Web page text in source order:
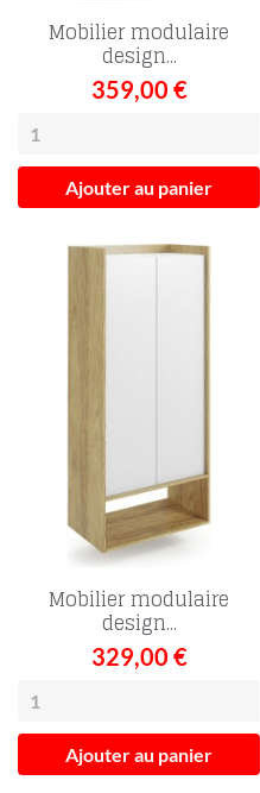
Mobilier modulaire
design...
359,00 €
Ajouter au panier
Mobilier modulaire
design...
329,00 €
Ajouter au panier